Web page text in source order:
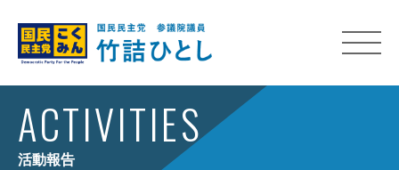
ACTIVITIES
活動報告